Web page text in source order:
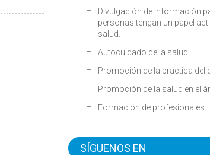
Divulgación de información
personas tengan un papel
salud.
Autocuidado de la salud.
Promoción de la práctica del
Promoción de la salud en el
Formación de profesionales.
SÍGUENOS EN